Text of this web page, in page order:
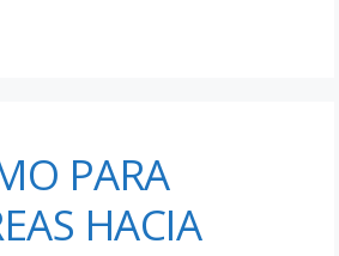
PARA
HACIA